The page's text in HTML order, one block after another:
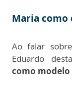
Maria como
Ao falar sobre
Eduardo
como